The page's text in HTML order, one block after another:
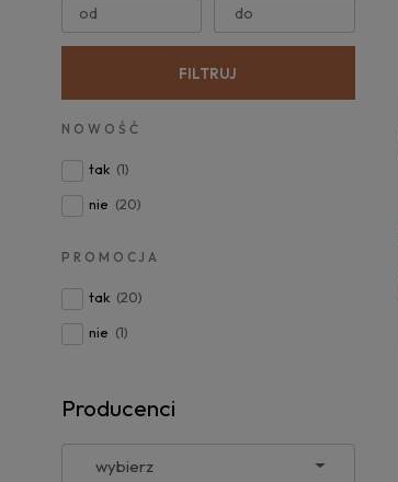
od do
FILTRUJ
NOWOŚĆ
tak (1)
nie (20)
PROMOCJA
tak (20)
nie (1)
Producenci